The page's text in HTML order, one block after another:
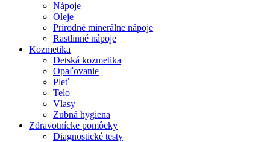
Nápoje
Oleje
Prírodné minerálne nápoje
Rastlinné nápoje
Kozmetika
Detská kozmetika
Opaľovanie
Pleť
Telo
Vlasy
Zubná hygiena
Zdravotnícke pomôcky
Diagnostické testy